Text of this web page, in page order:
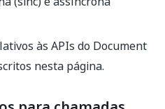
às APIs do Document
nesta página.